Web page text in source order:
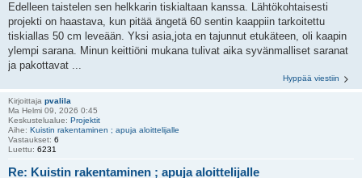
Edelleen taistelen sen helkkarin tiskialtaan kanssa. Lähtökohtaisesti
projekti on haastava, kun pitää ängetä 60 sentin kaappiin tarkoitettu
tiskiallas 50 cm leveään. Yksi asia,jota en tajunnut etukäteen, oli kaapin
ylempi sarana. Minun keittiöni mukana tulivat aika syvänmalliset saranat
ja pakottavat ...
Hyppää viestiin
Kirjoittaja pvalila
Ma Helmi 09, 2026 0:45
Keskustelualue: Projektit
Aihe: Kuistin rakentaminen ; apuja aloittelijalle
Vastaukset: 6
Luettu: 6231
Re: Kuistin rakentaminen ; apuja aloittelijalle